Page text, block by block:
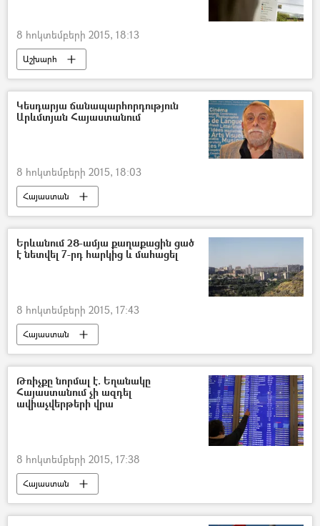
8 հոկտեմբերի 2015, 18:13
Աշխարհ
Կեսդարյա ճանապարհորդություն
Արևմտյան Հայաստանում
8 հոկտեմբերի 2015, 18:03
Հայաստան
Երևանում 28-ամյա քաղաքացին ցած
է նետվել 7-րդ հարկից և մահացել
8 հոկտեմբերի 2015, 17:43
Հայաստան
Թռիչքը նորմալ է. Եղանակը
Հայաստանում չի ազդել
ավիաչվերթերի վրա
8 հոկտեմբերի 2015, 17:38
Հայաստան